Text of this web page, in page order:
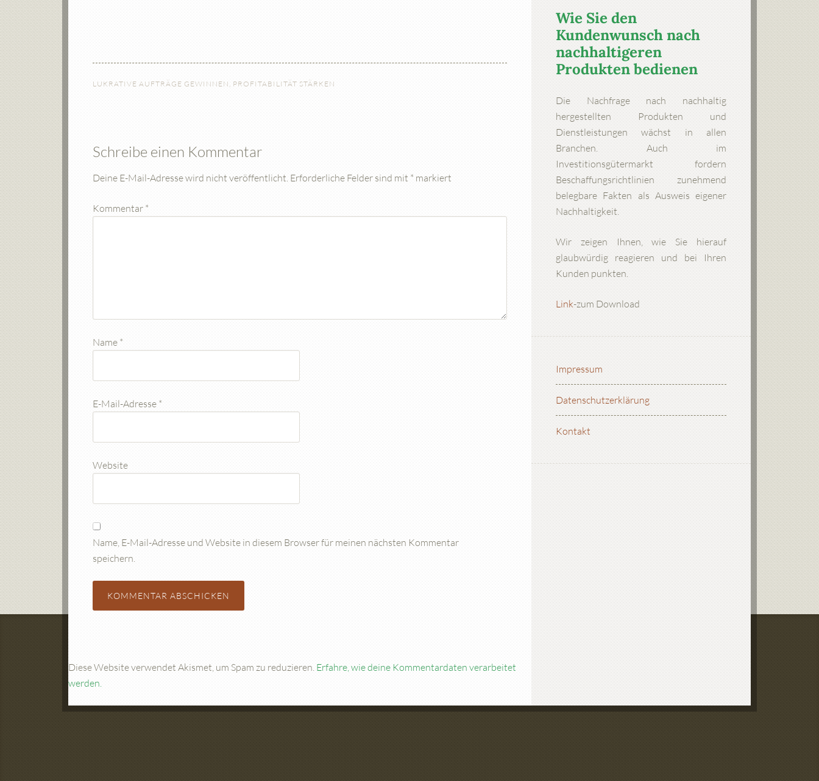
LUKRATIVE AUFTRÄGE GEWINNEN , PROFITABILITÄT STÄRKEN
Schreibe einen Kommentar
Deine E-Mail-Adresse wird nicht veröffentlicht. Erforderliche Felder sind mit * markiert
Kommentar *
Name *
E-Mail-Adresse *
Website
Name, E-Mail-Adresse und Website in diesem Browser für meinen nächsten Kommentar
speichern.
Diese Website verwendet Akismet, um Spam zu reduzieren. Erfahre, wie deine Kommentardaten verarbeitet
werden.
Wie Sie den
Kundenwunsch nach
nachhaltigeren
Produkten bedienen
Die Nachfrage nach nachhaltig
hergestellten Produkten und
Dienstleistungen wächst in allen
Branchen. Auch im
Investitionsgütermarkt fordern
Beschaffungsrichtlinien zunehmend
belegbare Fakten als Ausweis eigener
Nachhaltigkeit.
Wir zeigen Ihnen, wie Sie hierauf
glaubwürdig reagieren und bei Ihren
Kunden punkten.
Link-zum Download
Impressum
Datenschutzerklärung
Kontakt